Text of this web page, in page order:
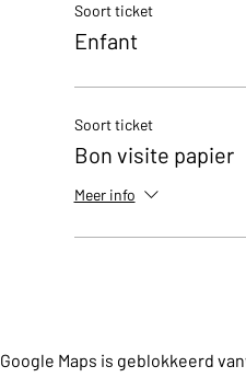
Soort ticket
Enfant
Soort ticket
Bon visite papier
Meer info
Google Maps is geblokkeerd